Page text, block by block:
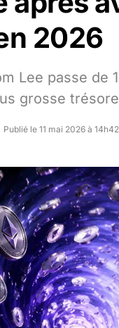
2026
Lee passe de
grosse
Publié le 11 mai 2026 à 14h42